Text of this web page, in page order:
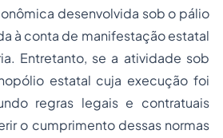
desenvolvida sob o pálio
à conta de manifestação estatal
Entretanto, se a atividade sob
estatal cuja execução foi
regras legais e contratuais
o cumprimento dessas normas